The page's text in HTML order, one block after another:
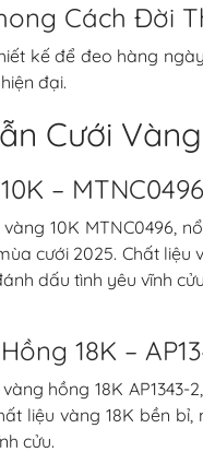
Cách Đời
kế để đeo hàng
đại.
Cưới
– MTNC0496
10K MTNC0496,
cưới 2025. Chất
dấu tình yêu vĩnh
18K –
hồng 18K
liệu vàng 18K bền
cửu.